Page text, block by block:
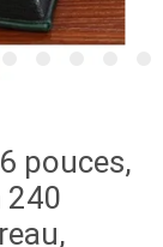
pouces,
240